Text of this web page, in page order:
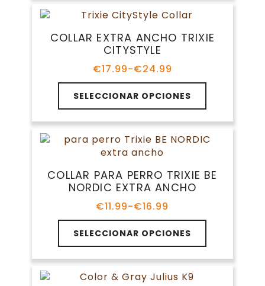
producto
hasta
€7.99
variantes.
opciones
pueden
elegir
la
página
producto
COLLAR EXTRA ANCHO TRIXIE
CITYSTYLE
€17.99-€24.99
Rango
de
precios:
desde
€17.99
hasta
€24.99
SELECCIONAR OPCIONES
Este
producto
tiene
múltiples
variantes.
se
pueden
en
página
de
producto
COLLAR PARA PERRO TRIXIE BE
NORDIC EXTRA ANCHO
€11.99-€16.99
Rango
de
precios:
desde
€11.99
hasta
€16.99
SELECCIONAR OPCIONES
Este
producto
tiene
múltiples
variantes.